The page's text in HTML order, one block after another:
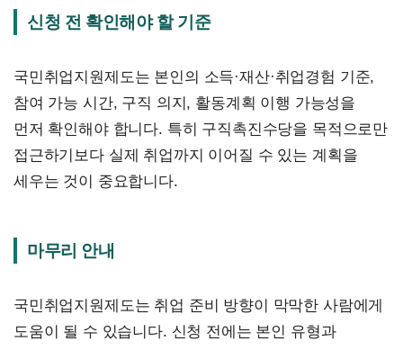
신청 전 확인해야 할 기준
국민취업지원제도는 본인의 소득·재산·취업경험 기준,
참여 가능 시간, 구직 의지, 활동계획 이행 가능성을
먼저 확인해야 합니다. 특히 구직촉진수당을 목적으로만
접근하기보다 실제 취업까지 이어질 수 있는 계획을
세우는 것이 중요합니다.
마무리 안내
국민취업지원제도는 취업 준비 방향이 막막한 사람에게
도움이 될 수 있습니다. 신청 전에는 본인 유형과